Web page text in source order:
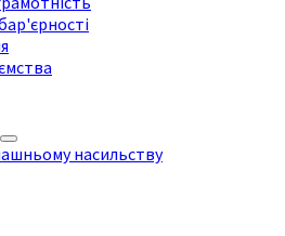
насильству